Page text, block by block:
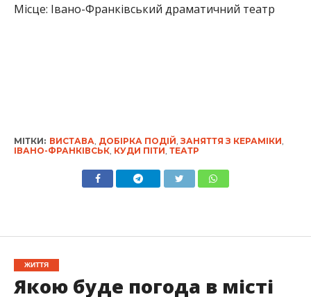
Місце: Івано-Франківський драматичний театр
МІТКИ: ВИСТАВА ДОБІРКА ПОДІЙ ЗАНЯТТЯ З КЕРАМІКИ
ІВАНО-ФРАНКІВСЬК, КУДИ ПІТИ ТЕАТР
ЖИТТЯ
Якою буде погода в місті